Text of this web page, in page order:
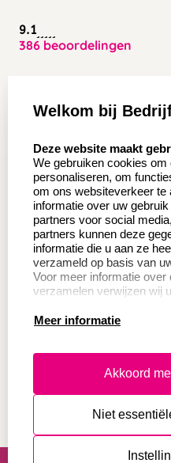
9.1
386 beoordelingen
Aanvraag op maat
Wederverkoper
worden
Sale
Betaling & Verzending
Productinformatie:
Instructie voor
Aanleverspecificaties
Safety Sheets
algemene
Welkom bij
Deze website maakt
We gebruiken cookies
personaliseren, om
om ons websiteverkeer te
informatie over uw
partners voor social
partners kunnen deze
informatie die u aan ze
verzameld op basis van
Voor meer informatie
verzamelen verwijzen wij
Meer informatie
Akkoord
Niet